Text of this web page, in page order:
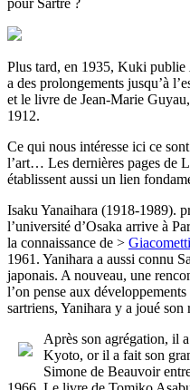
pour Sartre ?
Plus tard, en 1935, Kuki publie
a des prolongements jusqu’à
et le livre de Jean-Marie Guyau,
1912.
Ce qui nous intéresse ici ce
l’art… Les dernières pages de
établissent aussi un lien
Isaku Yanaihara (1918-1989).
l’université d’Osaka arrive à
la connaissance de > Giacometti
1961. Yanihara a aussi connu
japonais. A nouveau, une
l’on pense aux
sartriens, Yanihara y a joué son
Après son agrégation, il
Kyoto, or il a fait son
Simone de Beauvoir